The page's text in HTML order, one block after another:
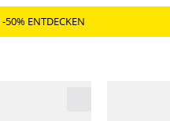
-50% ENTDECKEN